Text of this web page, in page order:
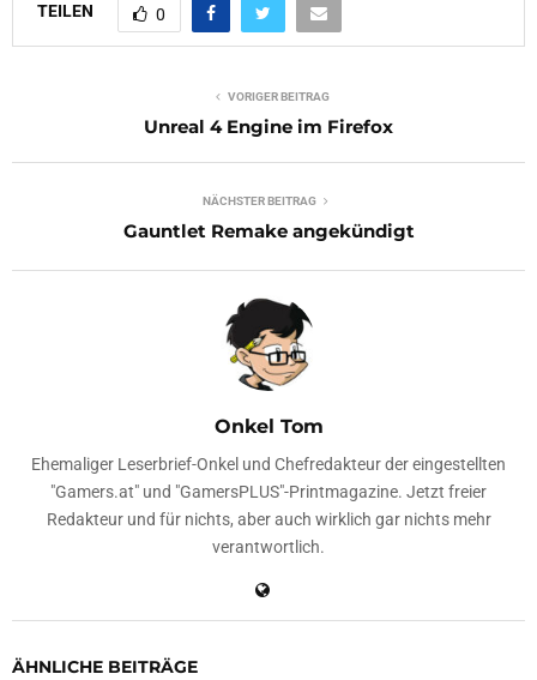
TEILEN 0
VORIGER BEITRAG
Unreal 4 Engine im Firefox
NÄCHSTER BEITRAG
Gauntlet Remake angekündigt
Onkel Tom
Ehemaliger Leserbrief-Onkel und Chefredakteur der eingestellten
"Gamers.at" und "GamersPLUS"-Printmagazine. Jetzt freier
Redakteur und für nichts, aber auch wirklich gar nichts mehr
verantwortlich.
ÄHNLICHE BEITRÄGE